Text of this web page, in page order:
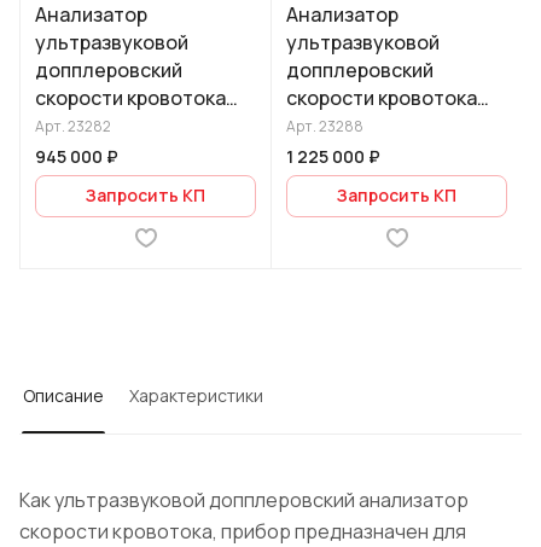
Анализатор
ультразвуковой
допплеровский
скорости кровотока
одноканальный, с
функцией
эхоэнцефалографа,
переносной в
чемодане (кейсе)
Арт.23282
945 000 ₽
Запросить КП
Анализатор
ультразвуковой
допплеровский
скорости кровотока
двухканальный, с
функцией
эхоэнцефалографа,
переносной в
чемодане (кейсе)
Арт.23288
1 225 000 ₽
Запросить КП
Описание Характеристики
Как ультразвуковой допплеровский анализатор
скорости кровотока, прибор предназначен для